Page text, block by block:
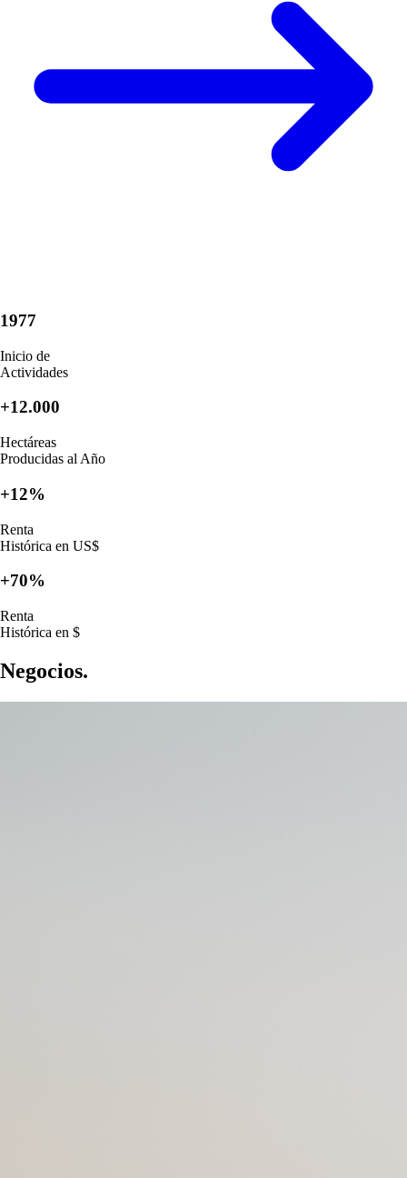
1977
Inicio de
Actividades
+12.000
Hectáreas
Producidas al Año
+12%
Renta
Histórica en US$
+70%
Renta
Histórica en $
Negocios.